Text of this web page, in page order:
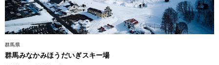
群馬県
群馬みなかみほうだいぎスキー場